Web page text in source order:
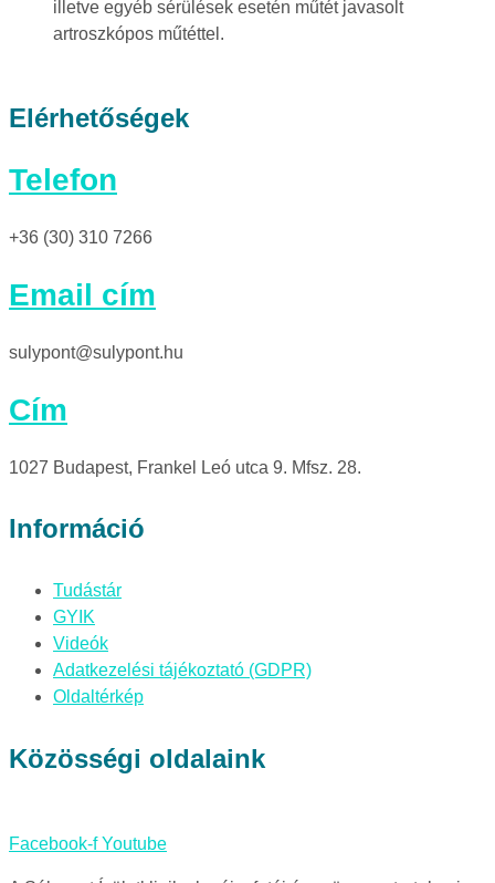
illetve egyéb sérülések esetén műtét javasolt
artroszkópos műtéttel.
Elérhetőségek
Telefon
+36 (30) 310 7266
Email cím
sulypont@sulypont.hu
Cím
1027 Budapest, Frankel Leó utca 9. Mfsz. 28.
Információ
Tudástár
GYIK
Videók
Adatkezelési tájékoztató (GDPR)
Oldaltérkép
Közösségi oldalaink
Facebook-f Youtube